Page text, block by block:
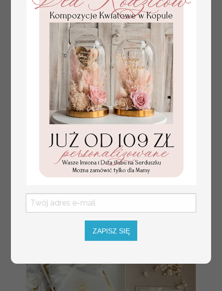
pamiątka z pierwszych lat życia
ZAPISZ SIĘ